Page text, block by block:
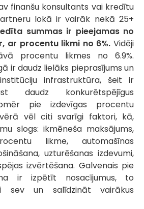
finanšu konsultants vai kredītu
lokā ir vairāk nekā 25+
summas ir pieejamas no
ar procentu likmi no 6%. Vidēji
procentu likmes no 6.9%.
ir daudz lielāks pieprasījums un
infrastruktūra, šeit ir
daudz konkurētspējīgus
pie izdevīgas procentu
vēl citi svarīgi faktori, kā,
slogs: ikmēneša maksājums,
likme, automašīnas
uzturēšanas izdevumi,
izvērtēšana. Galvenais pie
ir izpētīt nosacījumus, to
sev un salīdzināt vairākus